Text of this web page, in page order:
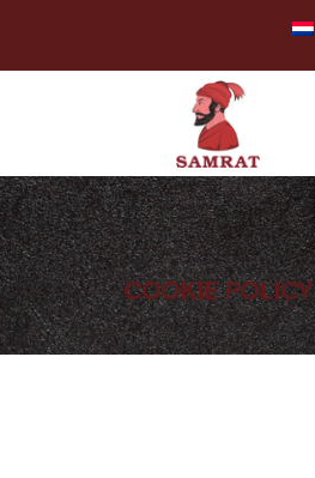
Samrat
Restaurant
COOKIE POLICY